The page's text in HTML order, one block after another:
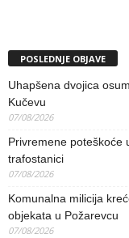
POSLEDNJE OBJAVE
Uhapšena dvojica
Kučevu
07/08/2026
Privremene poteškoće
trafostanici
07/08/2026
Komunalna milicija
objekata u Požarevcu
07/08/2026